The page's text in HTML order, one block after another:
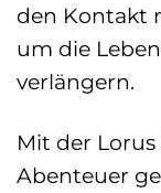
den Kontakt
um die
verlängern.
Mit der Lorus
Abenteuer